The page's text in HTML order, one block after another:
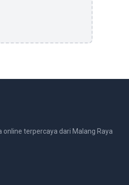
online terpercaya dari Malang Raya